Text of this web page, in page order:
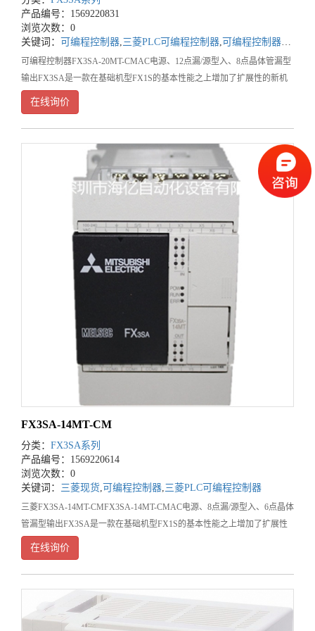
产品编号：1569220831
浏览次数：0
关键词：
可编程控制器 三菱PLC可编程控制器 可编程控制器PLC
可编程控制器FX3SA-20MT-CMAC电源、12点漏/源型入、8点晶体管漏型
输出FX3SA是一款在基础机型FX1S的基本性能之上增加了扩展性的新机
型，FX3SA适用于需要模拟量及Ethernet、MO
在线询价
FX3SA-14MT-CM
分类： FX3SA系列
产品编号：1569220614
浏览次数：0
关键词： 三菱现货, 可编程控制器,三菱PLC可编程控制器
三菱FX3SA-14MT-CMFX3SA-14MT-CMAC电源、8点漏/源型入、6点晶体
管漏型输出FX3SA是一款在基础机型FX1S的基本性能之上增加了扩展性
的新机型，FX3SA适用于需要模拟量及Eth
在线询价